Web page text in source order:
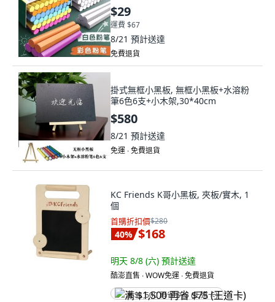
$29
運費 $67
8/21 預計送達
免費退貨
掛式無框小黑板, 無框小黑板+水溶粉
筆6色6支+小木架,30*40cm
$580
8/21 預計送達
免運 ∙ 免費退貨
KC Friends K哥小黑板, 夾板/實木, 1
個
首購折扣價$280
40% $168
明天 8/8 (六) 預計送達
酷澎直售 ∙ WOW免運 ∙ 免費退貨
满 $1,500 再省 $75 (王道卡)